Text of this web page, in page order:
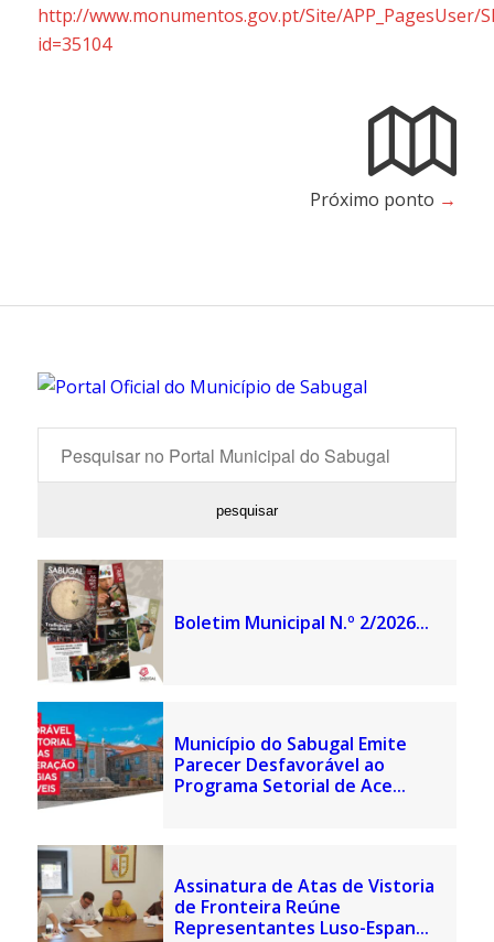
http://www.monumentos.gov.pt/Site/APP_PagesUser/
id=35104
Próximo ponto →
Boletim Municipal N.º 2/2026...
Município do Sabugal Emite
Parecer Desfavorável ao
Programa Setorial de Ace...
Assinatura de Atas de Vistoria
de Fronteira Reúne
Representantes Luso-Espan...